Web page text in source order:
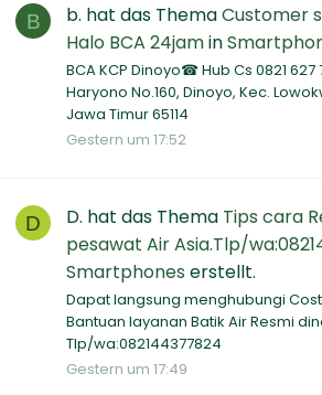
B b. hat das ThemaCustomer
Halo BCA 24jamin
BCA KCP Dinoyo☎ Hub Cs 0821 627
Haryono No.160, Dinoyo, Kec.
Jawa Timur 65114
Gestern um 17:52
D D. hat das Thema Tips cara
pesawat Air Asia.Tlp/
Smartphones erstellt.
Dapat langsung menghubungi
Bantuan layanan Batik Air Resmi
Tlp/wa:082144377824
Gestern um 17:49